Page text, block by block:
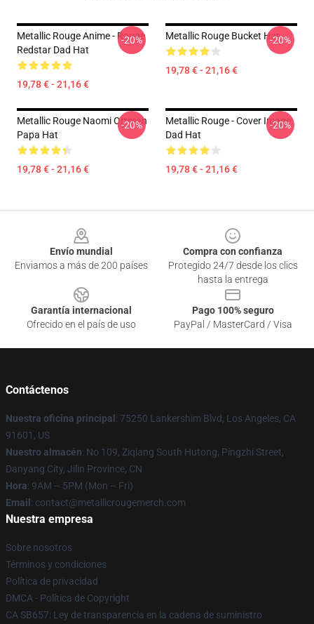
Metallic Rouge Anime - Rouge
Redstar Dad Hat
19,78 € - 21,16 €
-20% Metallic Rouge Bucket Hat
19,78 € - 21,16 €
-20%
Metallic Rouge Naomi Ortman
Papa Hat
19,78 € - 21,16 €
-20%
Metallic Rouge - Cover Image
Dad Hat
19,78 € - 21,16 €
-20%
Envío mundial
Enviamos a más de 200 países
Compra con confianza
Protegido 24/7 desde los clics
hasta la entrega
Garantía internacional
Ofrecido en el país de uso
Pago 100% seguro
PayPal / MasterCard / Visa
Contáctenos
Nuestra oficina principal : 75250 Lankershim Blvd, Los Angeles, CA
91601, US
Nuestro almacén: No 109, Ziqiang South Hutong, Pingzhi Street,
Danyang City, Jilin Province, CN
Hora: 9AM – 5PM (Mon – Fri)
Email : contact@metallicrougemerch.com
Nuestra empresa
Sobre nosotros
Términos y condiciones
Política de privacidad
DMCA - Política de Copyright
CA SB657: Ley de transparencia en la cadena de suministro